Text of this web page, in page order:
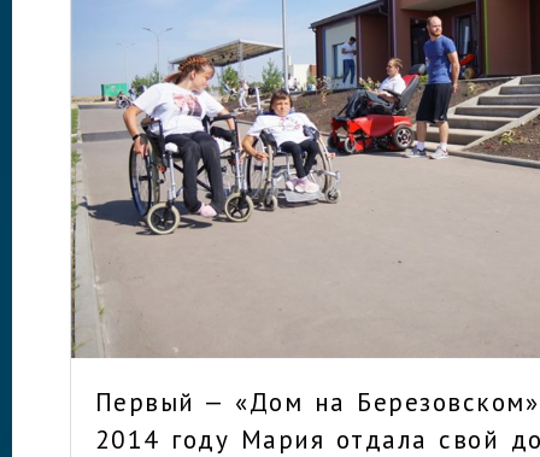
Первый — «Дом на
2014 году Мария отдала свой